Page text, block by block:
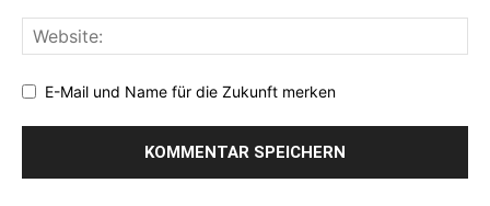
E-Mail und Name für die Zukunft merken